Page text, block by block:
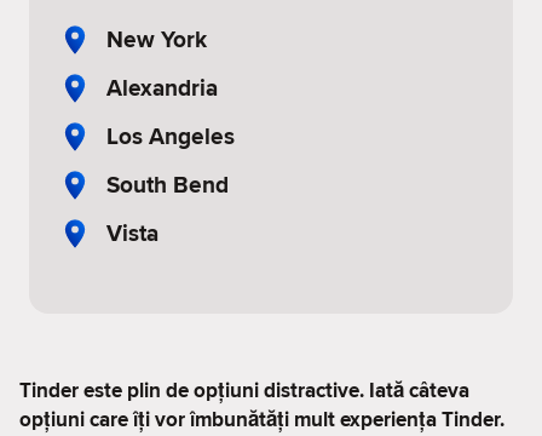
New York
Alexandria
Los Angeles
South Bend
Vista
Tinder este plin de opțiuni distractive. Iată câteva
opțiuni care îți vor îmbunătăți mult experiența Tinder.